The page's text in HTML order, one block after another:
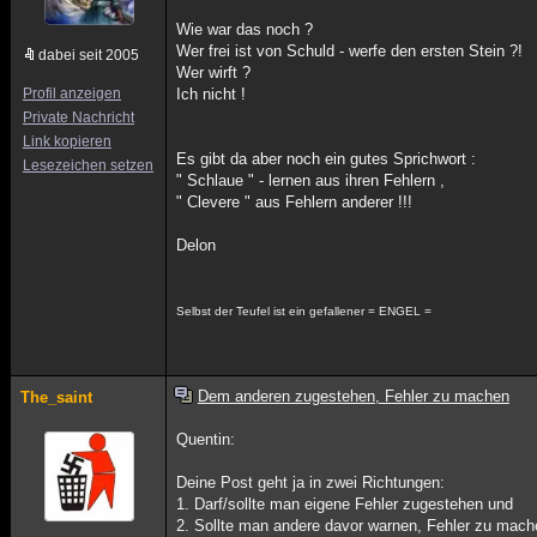
dabei seit 2005
Profil anzeigen
Private Nachricht
Link kopieren
Lesezeichen setzen
Wie war das noch ?
Wer frei ist von Schuld - werfe den ersten Stein ?!
Wer wirft ?
Ich nicht !
Es gibt da aber noch ein gutes Sprichwort :
" Schlaue " - lernen aus ihren Fehlern ,
" Clevere " aus Fehlern anderer !!!
Delon
Selbst der Teufel ist ein gefallener = ENGEL =
The_saint Dem anderen zugestehen, Fehler zu machen
Quentin:
Deine Post geht ja in zwei Richtungen:
1. Darf/sollte man eigene Fehler zugestehen und
2. Sollte man andere davor warnen, Fehler zu